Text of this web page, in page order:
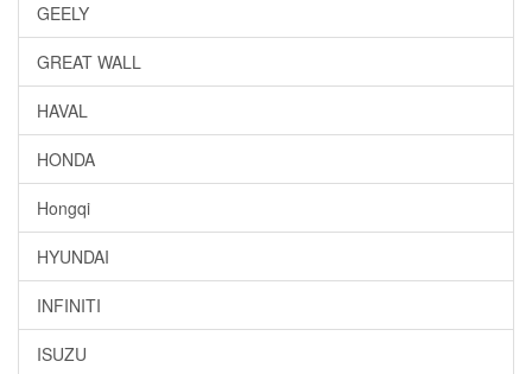
GEELY
GREAT WALL
HAVAL
HONDA
Hongqi
HYUNDAI
INFINITI
ISUZU